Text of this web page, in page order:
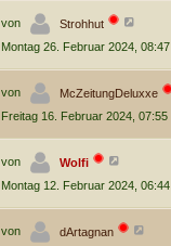
von
Strohhut
Montag 26. Februar 2024, 08:47
von
McZeitungDeluxxe
Freitag 16. Februar 2024, 07:55
von
Wolfi
Montag 12. Februar 2024, 06:44
von
dArtagnan